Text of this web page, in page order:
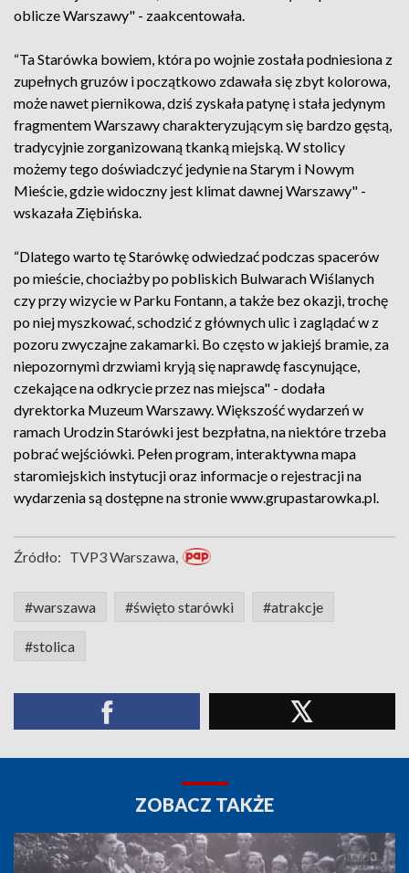
oblicze Warszawy" - zaakcentowała.
“Ta Starówka bowiem, która po wojnie została podniesiona z
zupełnych gruzów i początkowo zdawała się zbyt kolorowa,
może nawet piernikowa, dziś zyskała patynę i stała jedynym
fragmentem Warszawy charakteryzującym się bardzo gęstą,
tradycyjnie zorganizowaną tkanką miejską. W stolicy
możemy tego doświadczyć jedynie na Starym i Nowym
Mieście, gdzie widoczny jest klimat dawnej Warszawy" -
wskazała Ziębińska.
“Dlatego warto tę Starówkę odwiedzać podczas spacerów
po mieście, chociażby po pobliskich Bulwarach Wiślanych
czy przy wizycie w Parku Fontann, a także bez okazji, trochę
po niej myszkować, schodzić z głównych ulic i zaglądać w z
pozoru zwyczajne zakamarki. Bo często w jakiejś bramie, za
niepozornymi drzwiami kryją się naprawdę fascynujące,
czekające na odkrycie przez nas miejsca" - dodała
dyrektorka Muzeum Warszawy. Większość wydarzeń w
ramach Urodzin Starówki jest bezpłatna, na niektóre trzeba
pobrać wejściówki. Pełen program, interaktywna mapa
staromiejskich instytucji oraz informacje o rejestracji na
wydarzenia są dostępne na stronie www.grupastarowka.pl.
Źródło: TVP3 Warszawa,
#warszawa #święto starówki #atrakcje
#stolica
ZOBACZ TAKŻE